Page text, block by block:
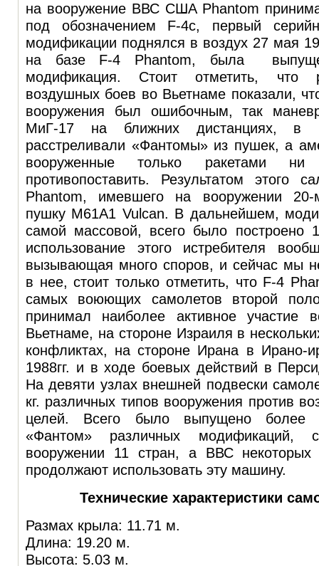
на вооружение ВВС США Phantom
под обозначением F-4c, первый
модификации поднялся в воздух 27 мая
на базе F-4 Phantom, была
модификация. Стоит отметить, что
воздушных боев во Вьетнаме показали,
вооружения был ошибочным, так
МиГ-17 на ближних дистанциях, в
расстреливали «Фантомы» из пушек, а
вооруженные только ракетами
противопоставить. Результатом этого
Phantom, имевшего на вооружении 20-
пушку М61А1 Vulcan. В дальнейшем,
самой массовой, всего было построено
использование этого истребителя
вызывающая много споров, и сейчас мы
в нее, стоит только отметить, что F-4
самых воюющих самолетов второй
принимал наиболее активное
Вьетнаме, на стороне Израиля в
конфликтах, на стороне Ирана в Ирано-
1988гг. и в ходе боевых действий в
На девяти узлах внешней подвески
кг. различных типов вооружения против
целей. Всего было выпущено более
«Фантом» различных модификаций,
вооружении 11 стран, а ВВС
продолжают использовать эту машину.
Технические характеристики
Размах крыла: 11.71 м.
Длина: 19.20 м.
Высота: 5.03 м.